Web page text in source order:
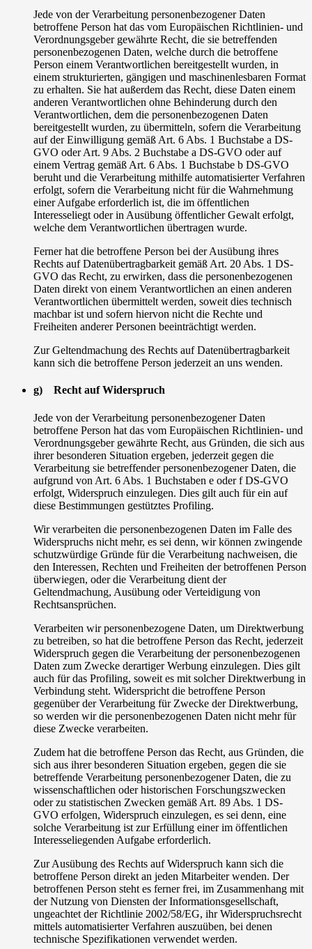
Jede von der Verarbeitung personenbezogener Daten
betroffene Person hat das vom Europäischen Richtlinien- und
Verordnungsgeber gewährte Recht, die sie betreffenden
personenbezogenen Daten, welche durch die betroffene
Person einem Verantwortlichen bereitgestellt wurden, in
einem strukturierten, gängigen und maschinenlesbaren Format
zu erhalten. Sie hat außerdem das Recht, diese Daten einem
anderen Verantwortlichen ohne Behinderung durch den
Verantwortlichen, dem die personenbezogenen Daten
bereitgestellt wurden, zu übermitteln, sofern die Verarbeitung
auf der Einwilligung gemäß Art. 6 Abs. 1 Buchstabe a DS-
GVO oder Art. 9 Abs. 2 Buchstabe a DS-GVO oder auf
einem Vertrag gemäß Art. 6 Abs. 1 Buchstabe b DS-GVO
beruht und die Verarbeitung mithilfe automatisierter Verfahren
erfolgt, sofern die Verarbeitung nicht für die Wahrnehmung
einer Aufgabe erforderlich ist, die im öffentlichen
Interesseliegt oder in Ausübung öffentlicher Gewalt erfolgt,
welche dem Verantwortlichen übertragen wurde.
Ferner hat die betroffene Person bei der Ausübung ihres
Rechts auf Datenübertragbarkeit gemäß Art. 20 Abs. 1 DS-
GVO das Recht, zu erwirken, dass die personenbezogenen
Daten direkt von einem Verantwortlichen an einen anderen
Verantwortlichen übermittelt werden, soweit dies technisch
machbar ist und sofern hiervon nicht die Rechte und
Freiheiten anderer Personen beeinträchtigt werden.
Zur Geltendmachung des Rechts auf Datenübertragbarkeit
kann sich die betroffene Person jederzeit an uns wenden.
g) Recht auf Widerspruch
Jede von der Verarbeitung personenbezogener Daten
betroffene Person hat das vom Europäischen Richtlinien- und
Verordnungsgeber gewährte Recht, aus Gründen, die sich aus
ihrer besonderen Situation ergeben, jederzeit gegen die
Verarbeitung sie betreffender personenbezogener Daten, die
aufgrund von Art. 6 Abs. 1 Buchstaben e oder f DS-GVO
erfolgt, Widerspruch einzulegen. Dies gilt auch für ein auf
diese Bestimmungen gestütztes Profiling.
Wir verarbeiten die personenbezogenen Daten im Falle des
Widerspruchs nicht mehr, es sei denn, wir können zwingende
schutzwürdige Gründe für die Verarbeitung nachweisen, die
den Interessen, Rechten und Freiheiten der betroffenen Person
überwiegen, oder die Verarbeitung dient der
Geltendmachung, Ausübung oder Verteidigung von
Rechtsansprüchen.
Verarbeiten wir personenbezogene Daten, um Direktwerbung
zu betreiben, so hat die betroffene Person das Recht, jederzeit
Widerspruch gegen die Verarbeitung der personenbezogenen
Daten zum Zwecke derartiger Werbung einzulegen. Dies gilt
auch für das Profiling, soweit es mit solcher Direktwerbung in
Verbindung steht. Widerspricht die betroffene Person
gegenüber der Verarbeitung für Zwecke der Direktwerbung,
so werden wir die personenbezogenen Daten nicht mehr für
diese Zwecke verarbeiten.
Zudem hat die betroffene Person das Recht, aus Gründen, die
sich aus ihrer besonderen Situation ergeben, gegen die sie
betreffende Verarbeitung personenbezogener Daten, die zu
wissenschaftlichen oder historischen Forschungszwecken
oder zu statistischen Zwecken gemäß Art. 89 Abs. 1 DS-
GVO erfolgen, Widerspruch einzulegen, es sei denn, eine
solche Verarbeitung ist zur Erfüllung einer im öffentlichen
Interesseliegenden Aufgabe erforderlich.
Zur Ausübung des Rechts auf Widerspruch kann sich die
betroffene Person direkt an jeden Mitarbeiter wenden. Der
betroffenen Person steht es ferner frei, im Zusammenhang mit
der Nutzung von Diensten der Informationsgesellschaft,
ungeachtet der Richtlinie 2002/58/EG, ihr Widerspruchsrecht
mittels automatisierter Verfahren auszuüben, bei denen
technische Spezifikationen verwendet werden.